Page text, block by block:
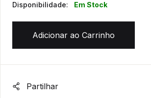
Disponibilidade:
Em Stock
Adicionar ao Carrinho
Partilhar